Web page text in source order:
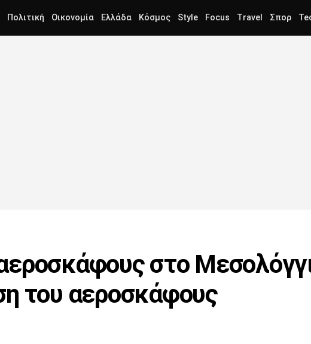
Πολιτική Οικονομία Ελλάδα Κόσμος Style Focus Travel Σπορ
στο
του αεροσκάφους